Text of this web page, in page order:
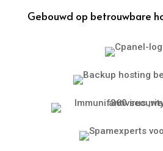
Gebouwd op betrouwbare